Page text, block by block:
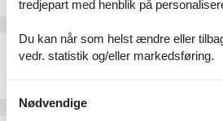
Sommerhus - 9 personer - 76-270 -
tredjepart med henblik på
Du kan når som helst ændre eller
vedr. statistik og/eller markedsføring.
Nødvendige